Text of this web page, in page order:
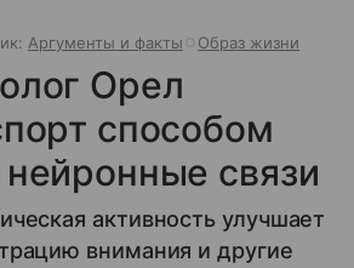
Аргументы и факты Образ жизни
Орел
способом
связи
активность улучшает
внимания и другие